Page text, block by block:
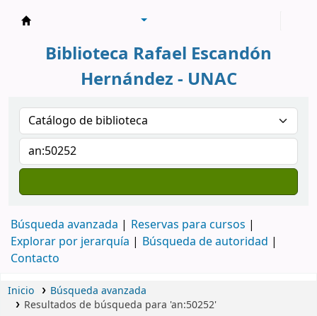
Biblioteca Rafael Escandón
Hernández - UNAC
Búsqueda avanzada
Reservas para cursos
Explorar por jerarquía
Búsqueda de autoridad
Contacto
Inicio
Búsqueda avanzada
Resultados de búsqueda para 'an:50252'